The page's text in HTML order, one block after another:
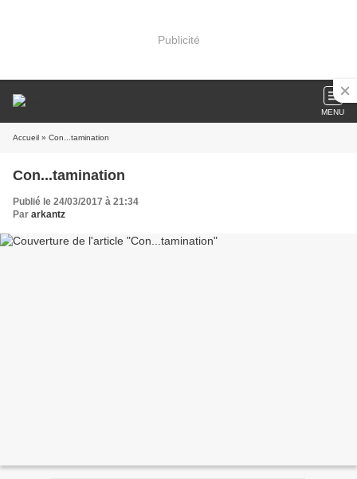
Publicité
MENU
Accueil » Con...tamination
Con...tamination
Publié le 24/03/2017 à 21:34
Par arkantz